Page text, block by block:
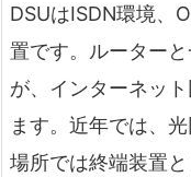
DSUはISDN環境、
置です。ルーター
が、インターネッ
ます。近年では、
場所では終端装置